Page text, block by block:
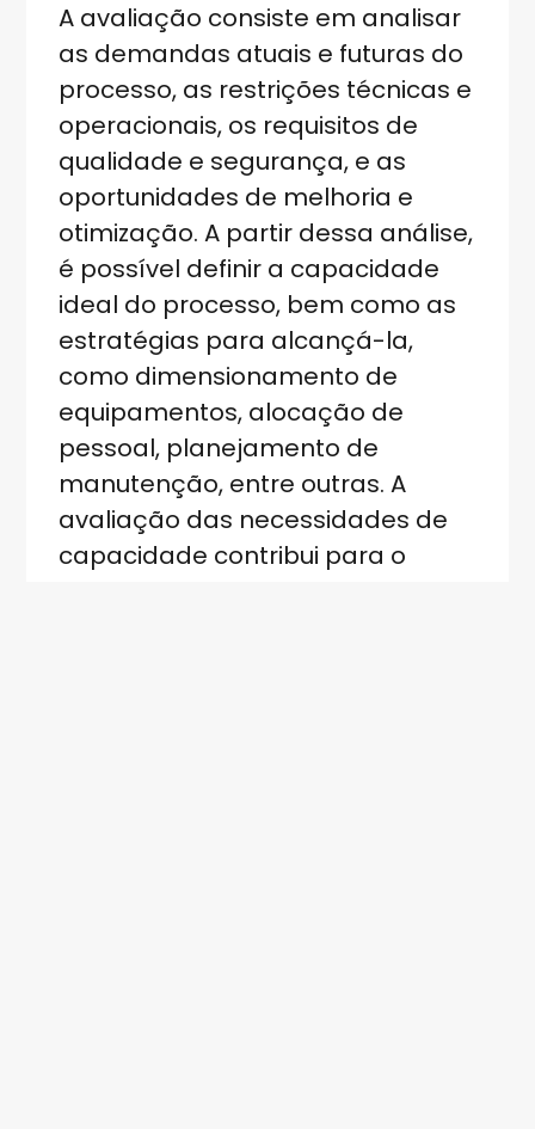
A avaliação consiste em analisar
as demandas atuais e futuras do
processo, as restrições técnicas e
operacionais, os requisitos de
qualidade e segurança, e as
oportunidades de melhoria e
otimização. A partir dessa análise,
é possível definir a capacidade
ideal do processo, bem como as
estratégias para alcançá-la,
como dimensionamento de
equipamentos, alocação de
pessoal, planejamento de
manutenção, entre outras. A
avaliação das necessidades de
capacidade contribui para o